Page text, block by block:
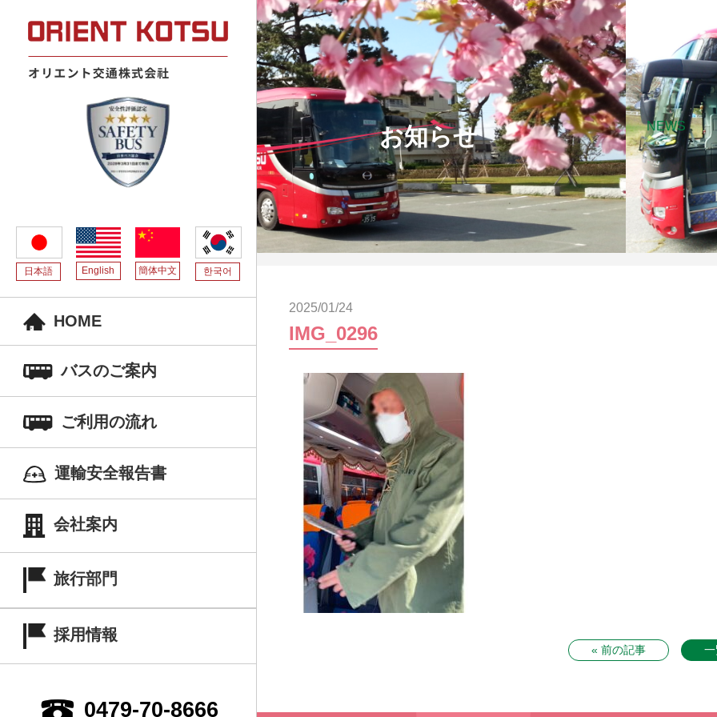
日本語 English 簡体中文 한국어
HOME
バスのご案内
ご利用の流れ
運輸安全報告書
会社案内
旅行部門
採用情報
0479-70-8666
お知らせ NEWS
2025/01/24
IMG_0296
« 前の記事